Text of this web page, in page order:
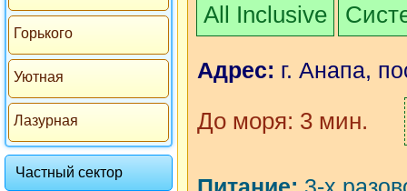
Горького
Уютная
Лазурная
Частный сектор
All Inclusive
Адрес: г. Анапа,
До моря: 3 мин.